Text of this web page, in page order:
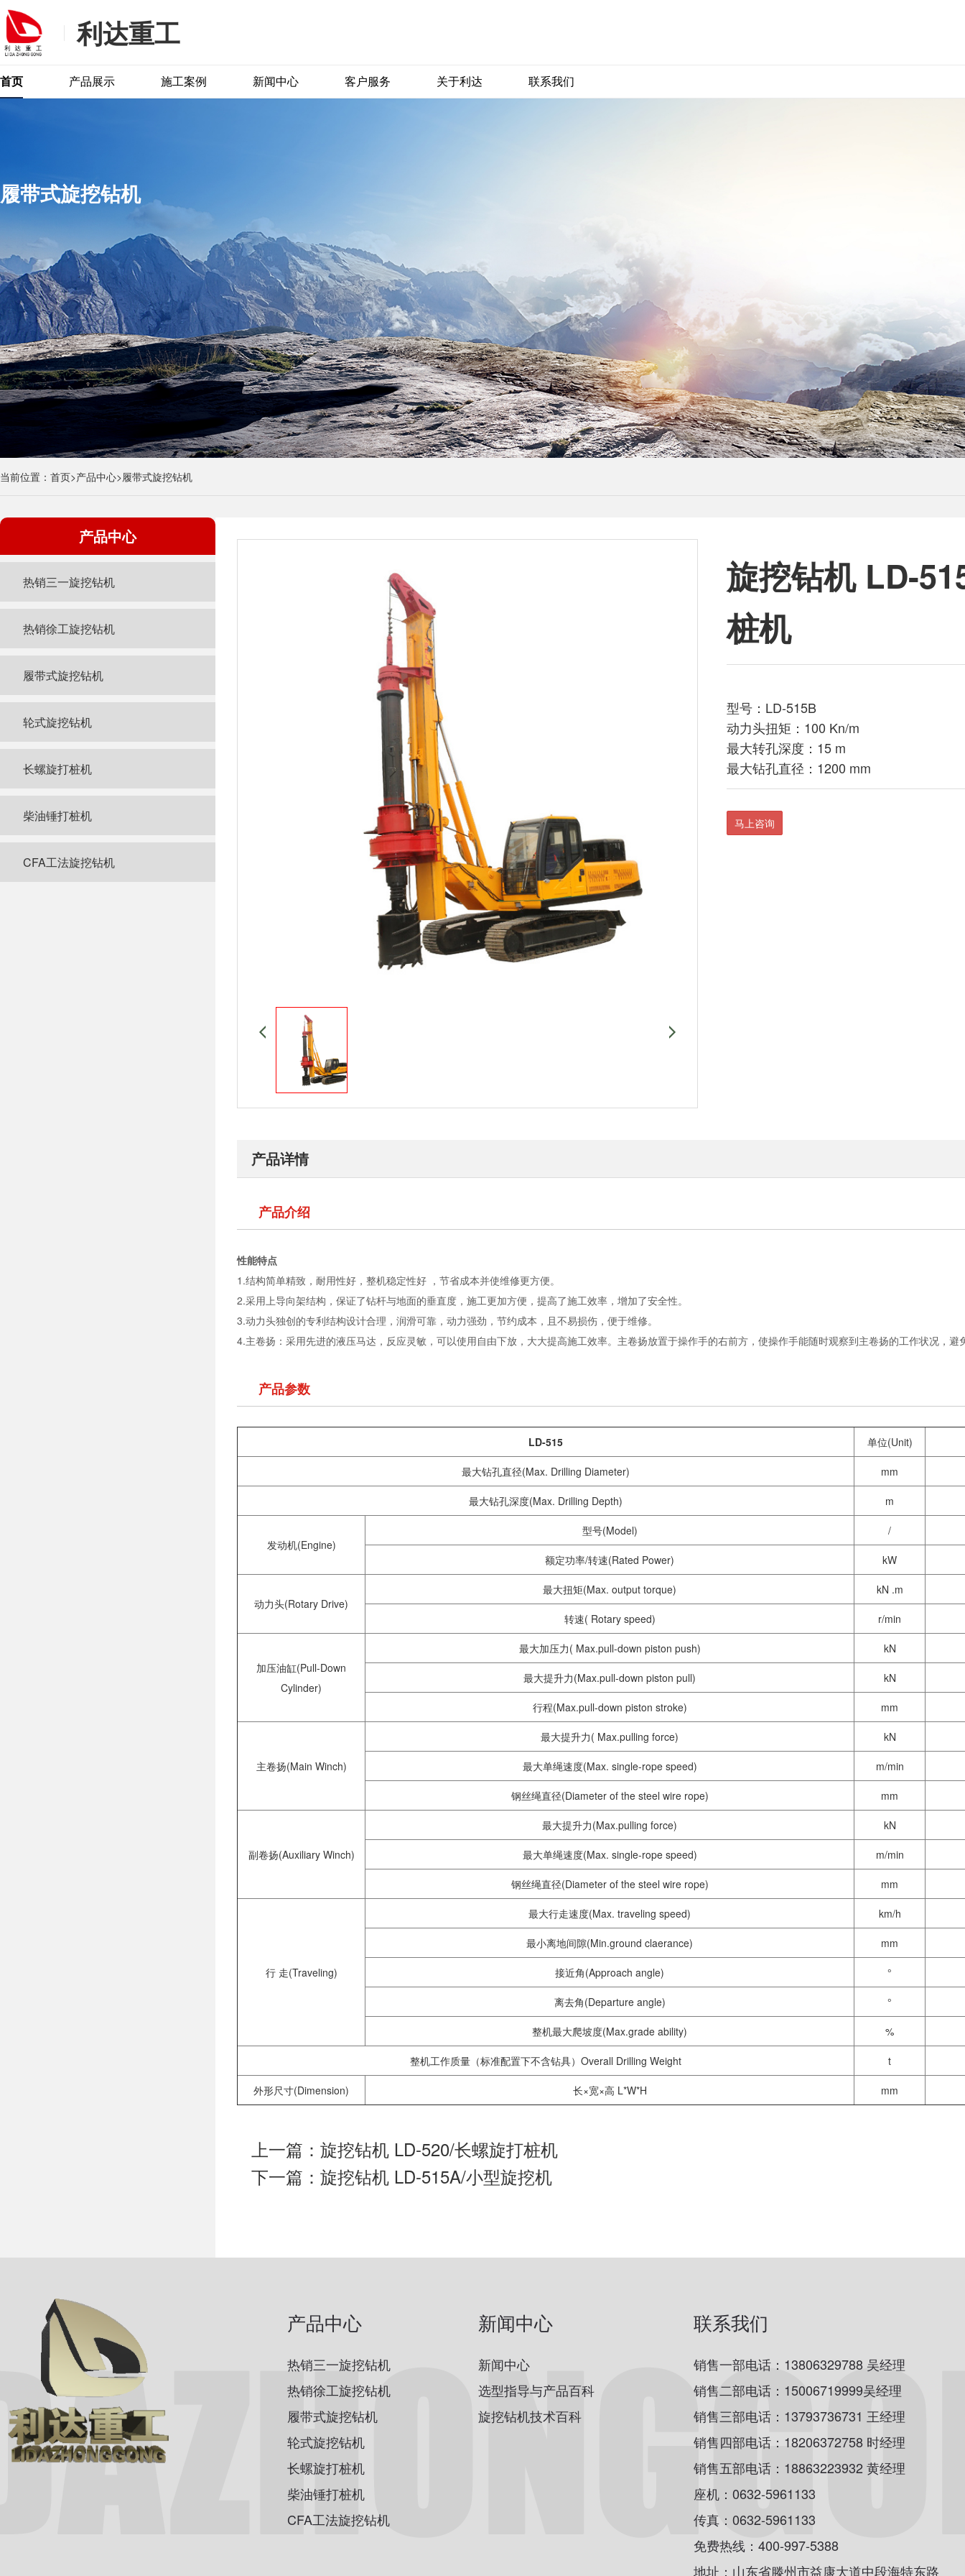
利达重工
首页 产品展示 施工案例 新闻中心 客户服务 关于利达 联系我们
履带式旋挖钻机
当前位置： 首页>产品中心>履带式旋挖钻机
产品中心
热销三一旋挖钻机
热销徐工旋挖钻机
履带式旋挖钻机
轮式旋挖钻机
长螺旋打桩机
柴油锤打桩机
CFA工法旋挖钻机
旋挖钻机 LD-
桩机
型号：LD-515B
动力头扭矩：100 Kn/m
最大转孔深度：15 m
最大钻孔直径：1200 mm
马上咨询
产品详情
产品介绍
性能特点
1.结构简单精致，耐用性好，整机稳定性好 ，节省成本并使维修更方便。
2.采用上导向架结构，保证了钻杆与地面的垂直度，施工更加方便，提高了施工效率，增加了安全性。
3.动力头独创的专利结构设计合理，润滑可靠，动力强劲，节约成本，且不易损伤，便于维修。
4.主卷扬：采用先进的液压马达，反应灵敏，可以使用自由下放，大大提高施工效率。主卷扬放置于操作手的右前方，使操作手能随时观察到主卷扬的工作状况，避
产品参数
LD-515 单位(Unit)
最大钻孔直径(Max. Drilling Diameter) mm
最大钻孔深度(Max. Drilling Depth) m
发动机(Engine)
型号(Model) /
额定功率/转速(Rated Power) kW
动力头(Rotary Drive)
最大扭矩(Max. output torque) kN .m
转速( Rotary speed) r/min
加压油缸(Pull-Down
Cylinder)
最大加压力( Max.pull-down piston push) kN
最大提升力(Max.pull-down piston pull) kN
行程(Max.pull-down piston stroke) mm
主卷扬(Main Winch)
最大提升力( Max.pulling force) kN
最大单绳速度(Max. single-rope speed) m/min
钢丝绳直径(Diameter of the steel wire rope) mm
副卷扬(Auxiliary Winch)
最大提升力(Max.pulling force) kN
最大单绳速度(Max. single-rope speed) m/min
钢丝绳直径(Diameter of the steel wire rope) mm
行 走(Traveling)
最大行走速度(Max. traveling speed) km/h
最小离地间隙(Min.ground claerance) mm
接近角(Approach angle) °
离去角(Departure angle) °
整机最大爬坡度(Max.grade ability) %
整机工作质量（标准配置下不含钻具）Overall Drilling Weight t
外形尺寸(Dimension) 长×宽×高 L*W*H mm
上一篇： 旋挖钻机 LD-520/长螺旋打桩机
下一篇： 旋挖钻机 LD-515A/小型旋挖机
产品中心
热销三一旋挖钻机
热销徐工旋挖钻机
履带式旋挖钻机
轮式旋挖钻机
长螺旋打桩机
柴油锤打桩机
CFA工法旋挖钻机
新闻中心
新闻中心
选型指导与产品百科
旋挖钻机技术百科
联系我们
销售一部电话：13806329788 吴经理
销售二部电话：15006719999吴经理
销售三部电话：13793736731 王经理
销售四部电话：18206372758 时经理
销售五部电话：18863223932 黄经理
座机：0632-5961133
传真：0632-5961133
免费热线：400-997-5388
地址：山东省滕州市益康大道中段海特东路